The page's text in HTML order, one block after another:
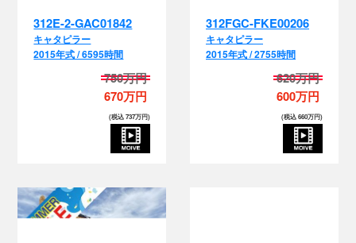
312E-2-GAC01842
キャタピラー
2015年式 / 6595時間
750万円
670万円
(税込 737万円)
312FGC-FKE00206
キャタピラー
2015年式 / 2755時間
620万円
600万円
(税込 660万円)